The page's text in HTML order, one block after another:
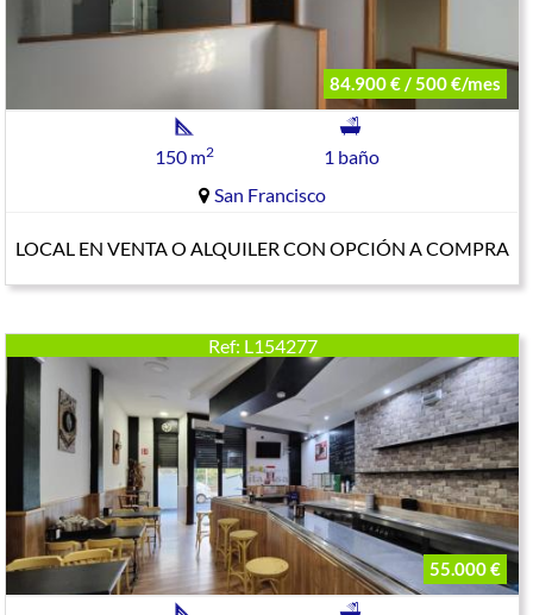
84.900 € / 500 €/mes
150 m2
1 baño
San Francisco
LOCAL EN VENTA O ALQUILER CON OPCIÓN A COMPRA
Ref: L154277
55.000 €